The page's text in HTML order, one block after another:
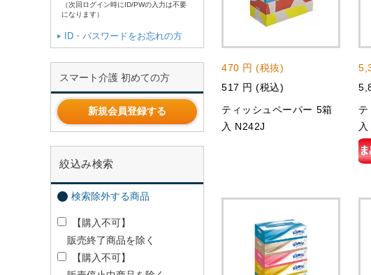
（次回ログイン時にID/PWの入力は不要
になります）
ID・パスワードをお忘れの方
スマート介護 初めての方
新規会員登録する
絞込み検索
検索除外する商品
【購入不可】
販売終了商品を除く
【購入不可】
470 円 (税抜)
517 円 (税込)
ティッシュペーパー 5箱
入 N242J